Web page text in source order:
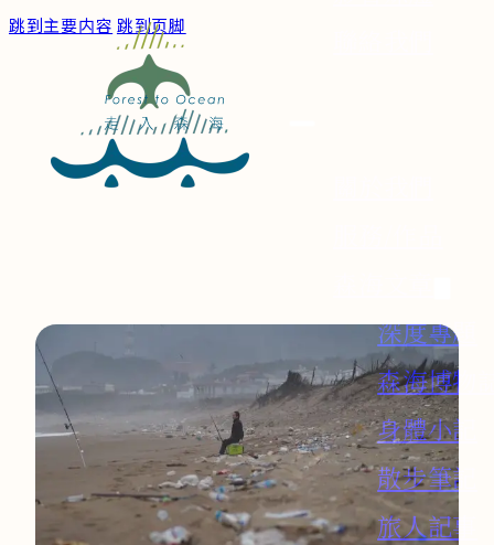
跳到主要内容 跳到页脚
深度專題
森海博物
身體小記
散步筆記
旅人記事